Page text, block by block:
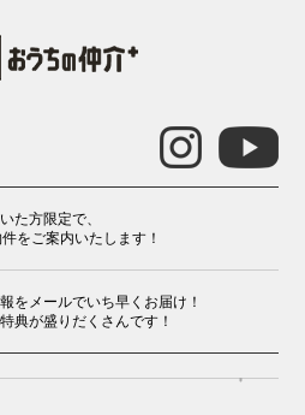
た方限定で、
をご案内いたします！
をメールでいち早くお届け！
典が盛りだくさんです！